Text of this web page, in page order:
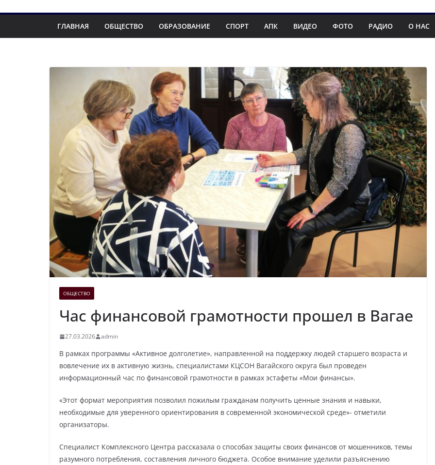
ГЛАВНАЯ ОБЩЕСТВО ОБРАЗОВАНИЕ СПОРТ АПК ВИДЕО ФОТО РАДИО О НАС
ОБЩЕСТВО
Час финансовой грамотности прошел в Вагае
27.03.2026 admin
В рамках программы «Активное долголетие», направленной на поддержку людей старшего возраста и
вовлечение их в активную жизнь, специалистами КЦСОН Вагайского округа был проведен
информационный час по финансовой грамотности в рамках эстафеты «Мои финансы».
«Этот формат мероприятия позволил пожилым гражданам получить ценные знания и навыки,
необходимые для уверенного ориентирования в современной экономической среде»- отметили
организаторы.
Специалист Комплексного Центра рассказала о способах защиты своих финансов от мошенников, темы
разумного потребления, составления личного бюджета. Особое внимание уделили разъяснению